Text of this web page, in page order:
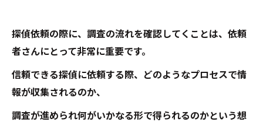
探偵依頼の際に、調査の流れを確認してくことは、依頼
者さんにとって非常に重要です。
信頼できる探偵に依頼する際、どのようなプロセスで情
報が収集されるのか、
調査が進められ何がいかなる形で得られるのかという想